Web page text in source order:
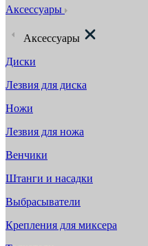
Аксессуары
Аксессуары
Диски
Лезвия для диска
Ножи
Лезвия для ножа
Венчики
Штанги и насадки
Выбрасыватели
Крепления для миксера